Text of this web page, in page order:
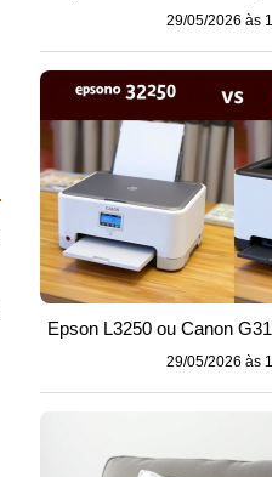
29/05/2026 às
Epson L3250 ou Canon
29/05/2026 às